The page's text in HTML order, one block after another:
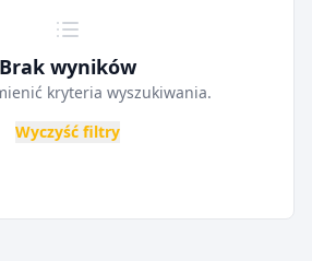
Brak wyników
kryteria wyszukiwania.
Wyczyść filtry